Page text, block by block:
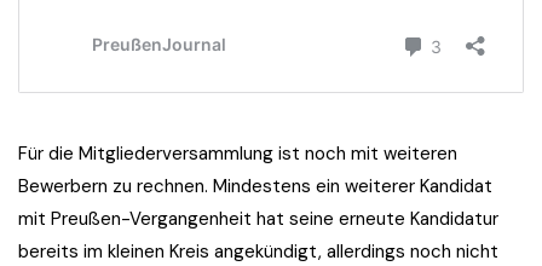
Für die Mitgliederversammlung ist noch mit weiteren
Bewerbern zu rechnen. Mindestens ein weiterer Kandidat
mit Preußen-Vergangenheit hat seine erneute Kandidatur
bereits im kleinen Kreis angekündigt, allerdings noch nicht